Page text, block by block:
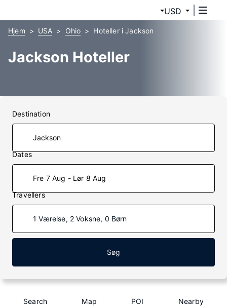
USD
Hjem USA Ohio Hoteller i Jackson
Jackson Hoteller
Destination
Dates
Fre 7 Aug - Lør 8 Aug
Travellers
1 Værelse, 2 Voksne, 0 Børn
Søg
Search Map POI Nearby